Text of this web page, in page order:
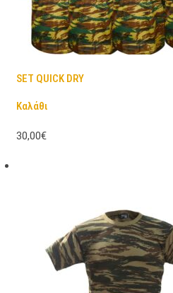
SET QUICK DRY
Καλάθι
30,00€